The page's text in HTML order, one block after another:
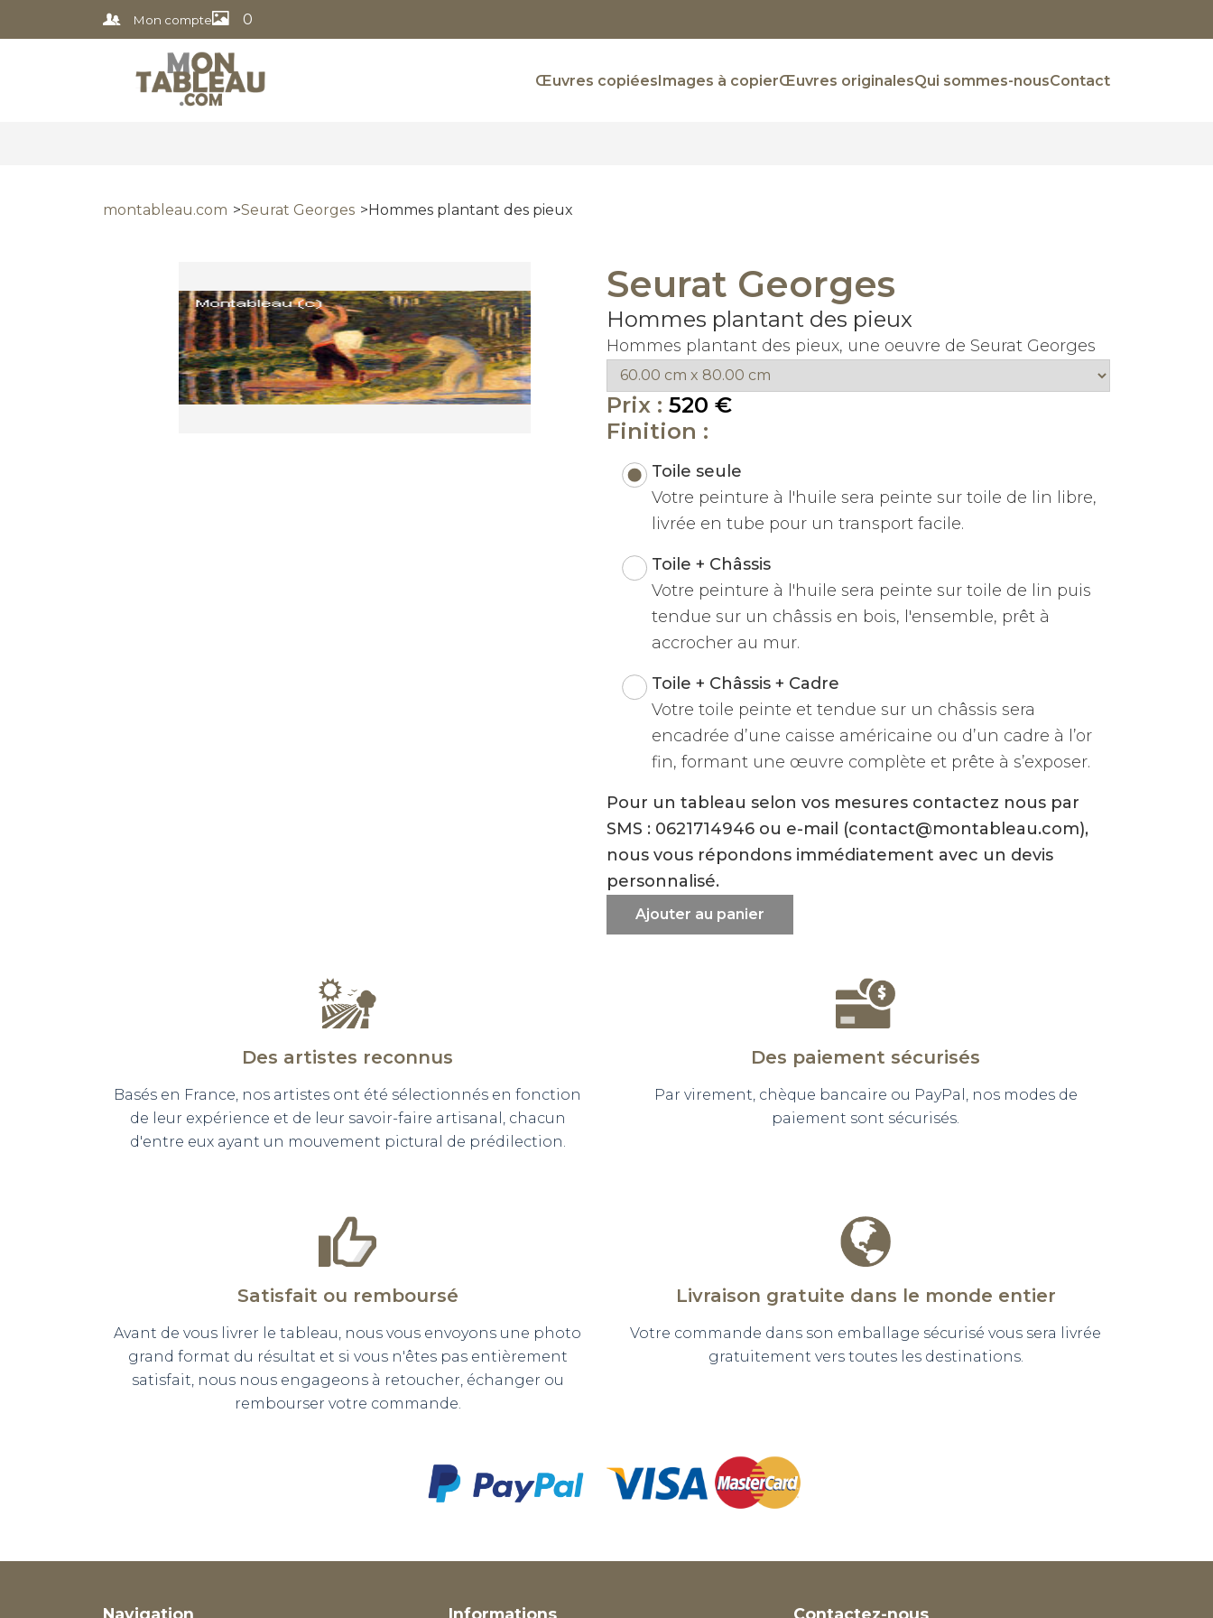
Mon compte 0
Œuvres copiéesImages à copierŒuvres originalesQui sommes-nousContact
montableau.com Seurat Georges Hommes plantant des pieux
Seurat Georges
Hommes plantant des pieux
Hommes plantant des pieux, une oeuvre de Seurat Georges
Prix : 520 €
Finition :
Toile seule
Votre peinture à l'huile sera peinte sur toile de lin libre,
livrée en tube pour un transport facile.
Toile + Châssis
Votre peinture à l'huile sera peinte sur toile de lin puis
tendue sur un châssis en bois, l'ensemble, prêt à
accrocher au mur.
Toile + Châssis + Cadre
Votre toile peinte et tendue sur un châssis sera
encadrée d’une caisse américaine ou d’un cadre à l’or
fin, formant une œuvre complète et prête à s’exposer.
Pour un tableau selon vos mesures contactez nous par
SMS : 0621714946 ou e-mail (contact@montableau.com),
nous vous répondons immédiatement avec un devis
personnalisé.
Ajouter au panier
Des artistes reconnus
Basés en France, nos artistes ont été sélectionnés en fonction
de leur expérience et de leur savoir-faire artisanal, chacun
d'entre eux ayant un mouvement pictural de prédilection.
Des paiement sécurisés
Par virement, chèque bancaire ou PayPal, nos modes de
paiement sont sécurisés.
Satisfait ou remboursé
Avant de vous livrer le tableau, nous vous envoyons une photo
grand format du résultat et si vous n'êtes pas entièrement
satisfait, nous nous engageons à retoucher, échanger ou
rembourser votre commande.
Livraison gratuite dans le monde entier
Votre commande dans son emballage sécurisé vous sera livrée
gratuitement vers toutes les destinations.